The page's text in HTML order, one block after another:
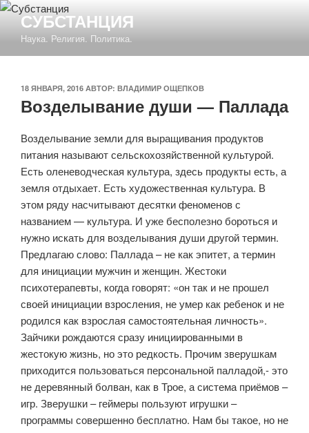
Перейти
содержимому
СУБСТАНЦИЯ
Наука. Религия. Политика.
ОПУБЛИКОВАНО
18 ЯНВАРЯ, 2016 АВТОР: ВЛАДИМИР ОЩЕПКОВ
Возделывание души — Паллада
Возделывание земли для выращивания продуктов
питания называют сельскохозяйственной культурой.
Есть оленеводческая культура, здесь продукты есть, а
земля отдыхает. Есть художественная культура. В
этом ряду насчитывают десятки феноменов с
названием — культура. И уже бесполезно бороться и
нужно искать для возделывания души другой термин.
Предлагаю слово: Паллада – не как эпитет, а термин
для инициации мужчин и женщин. Жестоки
психотерапевты, когда говорят: «он так и не прошел
своей инициации взросления, не умер как ребенок и не
родился как взрослая самостоятельная личность».
Зайчики рождаются сразу инициированными в
жестокую жизнь, но это редкость. Прочим зверушкам
приходится пользоваться персональной палладой,- это
не деревянный болван, как в Трое, а система приёмов –
игр. Зверушки – геймеры пользуют игрушки –
программы совершенно бесплатно. Нам бы такое, но не